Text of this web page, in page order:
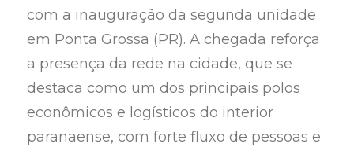
com a inauguração da segunda unidade
em Ponta Grossa (PR). A chegada reforça
a presença da rede na cidade, que se
destaca como um dos principais polos
econômicos e logísticos do interior
paranaense, com forte fluxo de pessoas e